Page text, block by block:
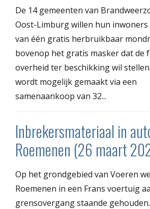
De 14 gemeenten van
Oost-Limburg willen hun
van één gratis herbruikbaar
bovenop het gratis masker dat de
overheid ter beschikking wil
wordt mogelijk gemaakt via een
samenaankoop van 32...
Inbrekersmateriaal in
Roemenen (26 maart
Op het grondgebied van Voeren
Roemenen in een Frans voertuig
grensovergang staande